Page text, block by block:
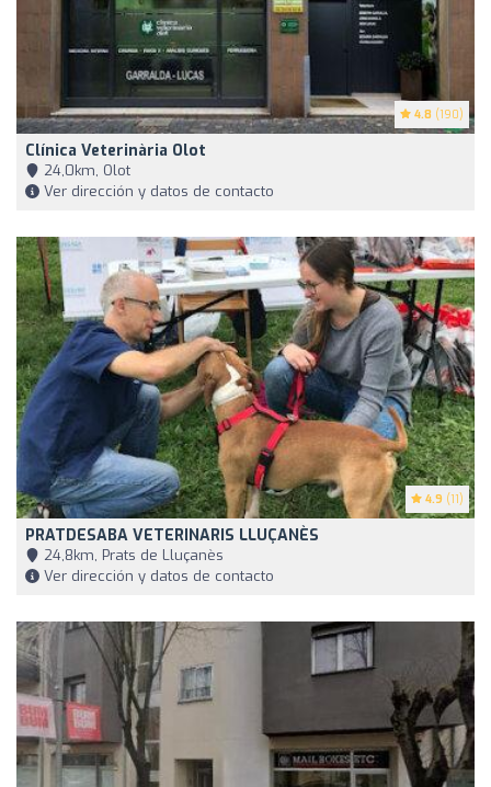
4.8 (190)
Clínica Veterinària Olot
24,0km, Olot
Ver dirección y datos de contacto
4.9 (11)
PRATDESABA VETERINARIS LLUÇANÈS
24,8km, Prats de Lluçanès
Ver dirección y datos de contacto